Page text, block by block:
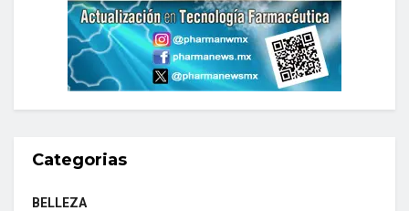
Categorias
BELLEZA